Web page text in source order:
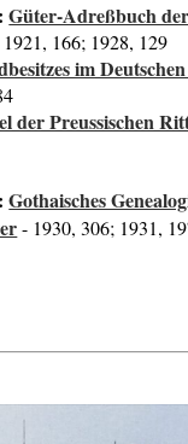
Güter-Adreßbuch
166; 1928, 129
im
der Preussischen
Gothaisches
- 1930, 306; 1931,